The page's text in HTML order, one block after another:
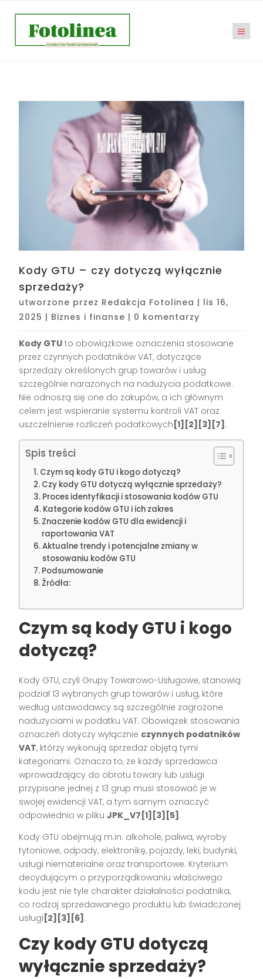
Kody GTU – czy dotyczą wyłącznie
sprzedaży?
utworzone przez Redakcja Fotolinea | lis 16,
2025 | Biznes i finanse | 0 komentarzy
Kody GTU to obowiązkowe oznaczenia stosowane
przez czynnych podatników VAT, dotyczące
sprzedaży określonych grup towarów i usług
szczególnie narażonych na nadużycia podatkowe.
Nie odnoszą się one do zakupów, a ich głównym
celem jest wspieranie systemu kontroli VAT oraz
uszczelnienie rozliczeń podatkowych [1][2][3][7] .
Spis treści
Czym są kody GTU i kogo dotyczą?
Czy kody GTU dotyczą wyłącznie sprzedaży?
Proces identyfikacji i stosowania kodów GTU
Kategorie kodów GTU i ich zakres
Znaczenie kodów GTU dla ewidencji i
raportowania VAT
Aktualne trendy i potencjalne zmiany w
stosowaniu kodów GTU
Podsumowanie
Źródła:
Czym są kody GTU i kogo
dotyczą?
Kody GTU, czyli Grupy Towarowo-Usługowe, stanowią
podział 13 wybranych grup towarów i usług, które
według ustawodawcy są szczególnie zagrożone
nadużyciami w podatku VAT. Obowiązek stosowania
oznaczeń dotyczy wyłącznie czynnych podatników
VAT, którzy wykonują sprzedaż objętą tymi
kategoriami. Oznacza to, że każdy sprzedawca
wprowadzający do obrotu towary lub usługi
przypisane jednej z 13 grup musi stosować je w
swojej ewidencji VAT, a tym samym oznaczyć
odpowiednio w plikuJPK_V7 [1][3][5] .
Kody GTU obejmują m.in. alkohole, paliwa, wyroby
tytoniowe, odpady, elektronikę, pojazdy, leki, budynki,
usługi niematerialne oraz transportowe. Kryterium
decydującym o przyporządkowaniu właściwego
kodu jest nie tyle charakter działalności podatnika,
co rodzaj sprzedawanego produktu lub świadczonej
usługi [2][3][6] .
Czy kody GTU dotyczą
wyłącznie sprzedaży?